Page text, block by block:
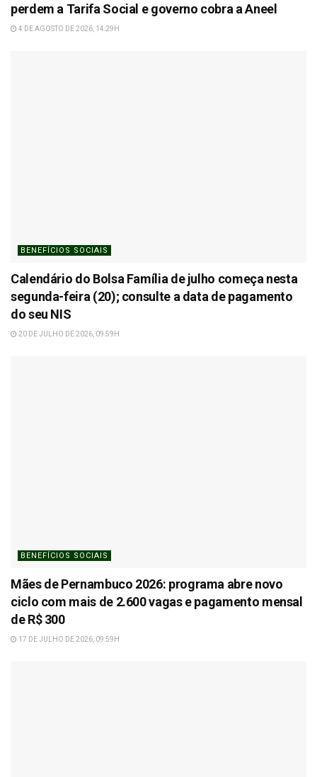
perdem a Tarifa Social e governo cobra a Aneel
4 DE AGOSTO DE 2026, 14:29H
BENEFÍCIOS SOCIAIS
Calendário do Bolsa Família de julho começa nesta
segunda-feira (20); consulte a data de pagamento
do seu NIS
20 DE JULHO DE 2026, 09:59H
BENEFÍCIOS SOCIAIS
Mães de Pernambuco 2026: programa abre novo
ciclo com mais de 2.600 vagas e pagamento mensal
de R$ 300
17 DE JULHO DE 2026, 09:59H